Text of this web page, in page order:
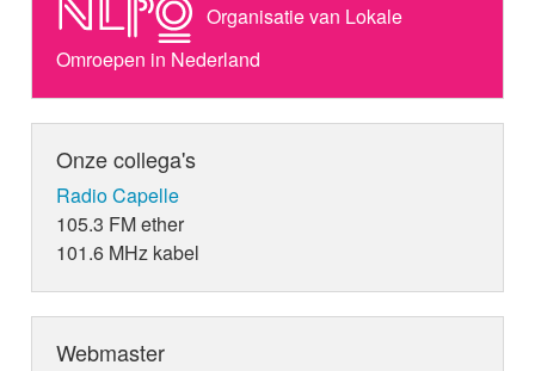
Organisatie van Lokale
Omroepen in Nederland
Onze collega's
Radio Capelle
105.3 FM ether
101.6 MHz kabel
Webmaster